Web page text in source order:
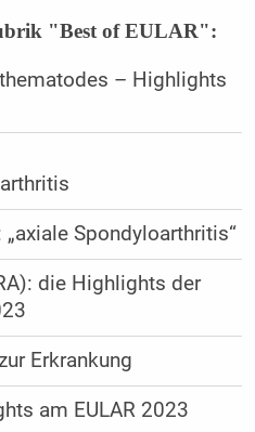
"Best of EULAR":
– Highlights
Spondyloarthritis“
die Highlights der
Erkrankung
am EULAR 2023